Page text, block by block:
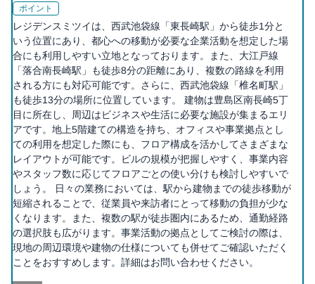
ポイント
レジデンスミツイは、西武池袋線「東長崎駅」から徒歩1分と
いう位置にあり、都心への移動が必要な企業活動を想定した場
合にも利用しやすい立地となっております。また、大江戸線
「落合南長崎駅」も徒歩8分の距離にあり、複数の路線を利用
される方にも対応可能です。さらに、西武池袋線「椎名町駅」
も徒歩13分の場所に位置しています。 建物は豊島区南長崎5丁
目に所在し、周辺はビジネスや生活に必要な施設が集まるエリ
アです。地上5階建ての構造を持ち、オフィスや事業拠点とし
ての利用を想定した際にも、フロア構成を活かしてさまざまな
レイアウトが可能です。ビルの規模が把握しやすく、事業内容
やスタッフ数に応じてフロアごとの使い分けも検討しやすいで
しょう。 日々の業務においては、駅から建物までの徒歩移動が
短縮されることで、従業員や来訪者にとって移動の負担が少な
くなります。また、複数の駅が徒歩圏内にあるため、通勤経路
の選択肢も広がります。事業活動の拠点としてご検討の際は、
現地の周辺環境や建物の仕様についても併せてご確認いただく
ことをおすすめします。詳細はお問い合わせください。